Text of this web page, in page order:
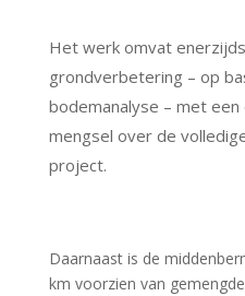
Het werk omvat
grondverbetering – op
bodemanalyse – met
mengsel over de
project.
Daarnaast is de
km voorzien van